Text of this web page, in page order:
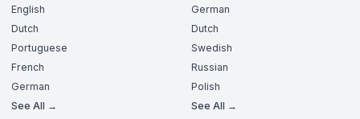
English
Dutch
Portuguese
French
German
See All →
German
Dutch
Swedish
Russian
Polish
See All →